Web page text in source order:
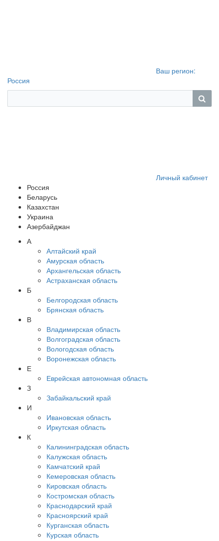
Ваш регион:
Россия
Личный кабинет
Россия
Беларусь
Казахстан
Украина
Азербайджан
А
Алтайский край
Амурская область
Архангельская область
Астраханская область
Б
Белгородская область
Брянская область
В
Владимирская область
Волгоградская область
Вологодская область
Воронежская область
Е
Еврейская автономная область
З
Забайкальский край
И
Ивановская область
Иркутская область
К
Калининградская область
Калужская область
Камчатский край
Кемеровская область
Кировская область
Костромская область
Краснодарский край
Красноярский край
Курганская область
Курская область